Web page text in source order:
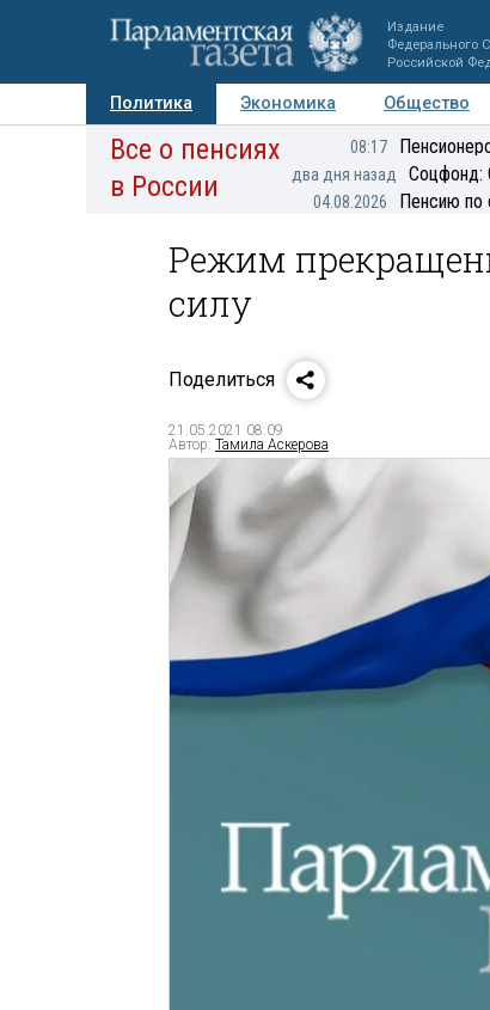
Издание
Федерального
Российской
Политика Экономика Общество
Авторы Персоны Мнения
Все о пенсиях
в России
08:17
два дня назад Соцфонд:
04.08.2026 Пенсию по
Режим
силу
Поделиться
21.05.2021 08:09
Автор: Тамила Аскерова